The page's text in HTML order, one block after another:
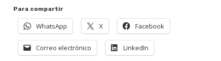
Para compartir
WhatsApp X Facebook
Correo electrónico LinkedIn